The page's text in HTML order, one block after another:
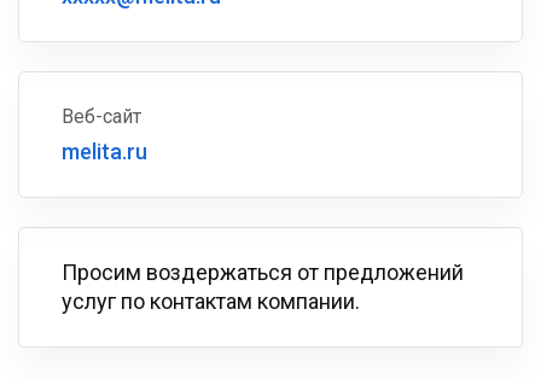
Веб-сайт
melita.ru
Просим воздержаться от предложений
услуг по контактам компании.